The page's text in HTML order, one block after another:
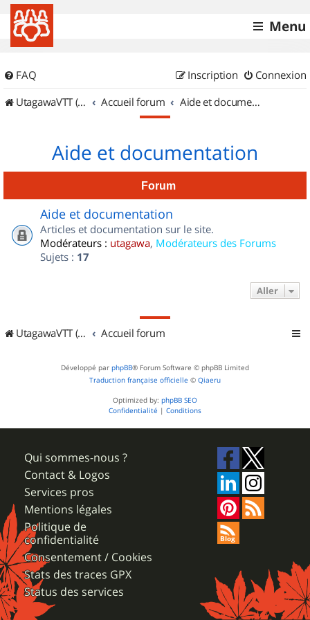
Menu
FAQ Connexion
Inscription
UtagawaVTT (Randos VTT et VTTAE avec traces GPS)
Accueil forum Aide et documentation
Aide et documentation
Forum
Aide et documentation
Articles et documentation sur le site.
Modérateurs : utagawa, Modérateurs des Forums
Sujets : 17
Aller
UtagawaVTT (Randos VTT et VTTAE avec traces GPS) Accueil forum
Développé par phpBB® Forum Software © phpBB Limited
Traduction française officielle © Qiaeru
Optimized by: phpBB SEO
Confidentialité | Conditions
Qui sommes-nous ?
Contact & Logos
Services pros
Mentions légales
Politique de
confidentialité
Consentement / Cookies
Stats des traces GPX
Status des services